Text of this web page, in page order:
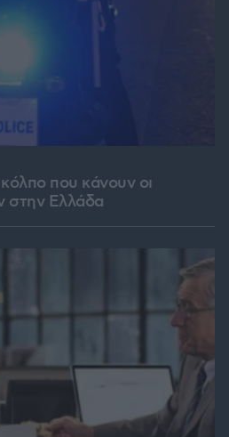
που κάνουν οι
στην Ελλάδα